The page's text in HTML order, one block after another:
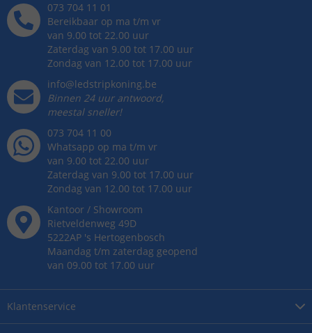
Klantenservice
073 704 11 01
Bereikbaar op ma t/m vr
van 9.00 tot 22.00 uur
Zaterdag van 9.00 tot 17.00 uur
Zondag van 12.00 tot 17.00 uur
info@ledstripkoning.be
Binnen 24 uur antwoord,
meestal sneller!
073 704 11 00
Whatsapp op ma t/m vr
van 9.00 tot 22.00 uur
Zaterdag van 9.00 tot 17.00 uur
Zondag van 12.00 tot 17.00 uur
Kantoor / Showroom
Rietveldenweg 49D
5222AP 's Hertogenbosch
Maandag t/m zaterdag geopend
van 09.00 tot 17.00 uur